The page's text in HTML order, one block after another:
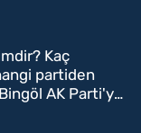
Kaç
partiden
AK Parti'ye